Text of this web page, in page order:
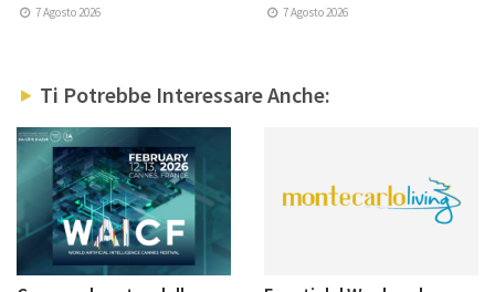
7 Agosto 2026 7 Agosto 2026
Ti Potrebbe Interessare Anche: